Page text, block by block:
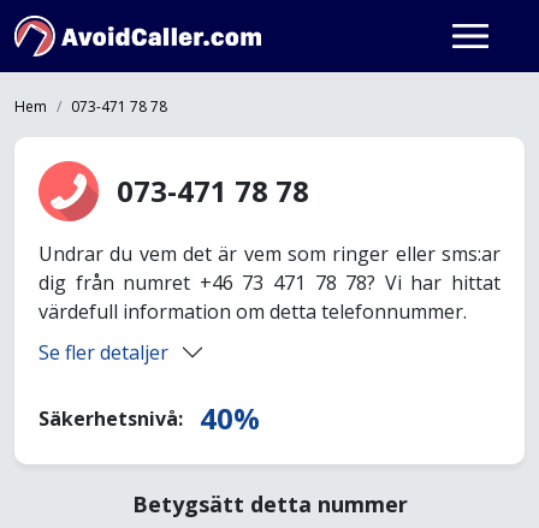
Hem 073-471 78 78
073-471 78 78
Undrar du vem det är vem som ringer eller sms:ar
dig från numret +46 73 471 78 78? Vi har hittat
värdefull information om detta telefonnummer.
Se fler detaljer
Säkerhetsnivå: 40%
Betygsätt detta nummer